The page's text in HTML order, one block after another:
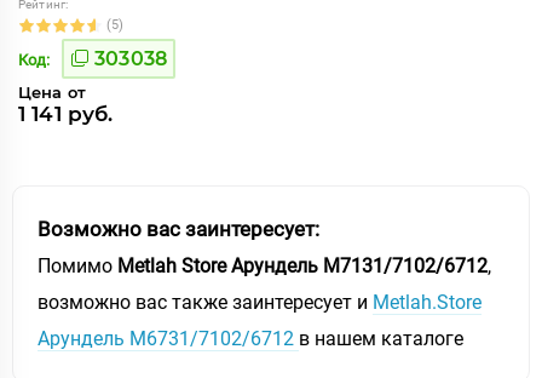
Рейтинг:
(5)
Код: 303038
Цена от
1 141 руб.
Возможно вас заинтересует:
Помимо Metlah Store Арундель М7131/7102/6712,
возможно вас также заинтересует и Metlah.Store
Арундель М6731/7102/6712 в нашем каталоге